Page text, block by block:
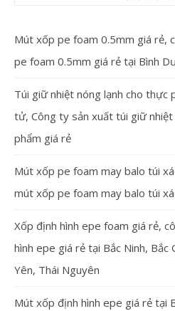
Mút xốp pe foam 0.5mm giá rẻ,
pe foam 0.5mm giá rẻ tại Bình
Túi giữ nhiệt nóng lạnh cho thực
tử, Công ty sản xuất túi giữ
phẩm giá rẻ
Mút xốp pe foam may balo túi
mút xốp pe foam may balo túi
Xốp định hình epe foam giá rẻ,
hình epe giá rẻ tại Bắc Ninh,
Yên, Thái Nguyên
Mút xốp định hình epe giá rẻ tại